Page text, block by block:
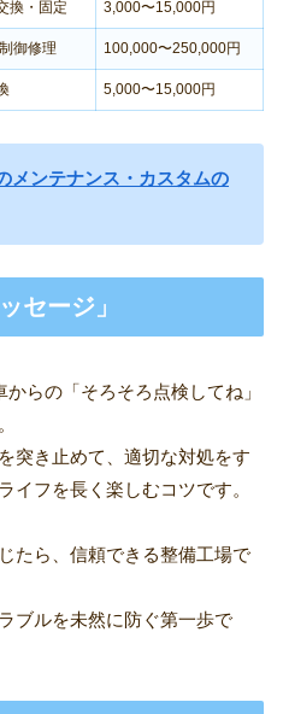
換・固定 3,000〜15,000円
御修理 100,000〜250,000円
5,000〜15,000円
メンテナンス・カスタムの
セージ」
らの「そろそろ点検してね」
突き止めて、適切な対処をす
イフを長く楽しむコツです。
たら、信頼できる整備工場で
ブルを未然に防ぐ第一歩で